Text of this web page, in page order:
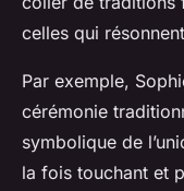
celles qui
Par exemple,
cérémonie
symbolique de
la fois touchant et